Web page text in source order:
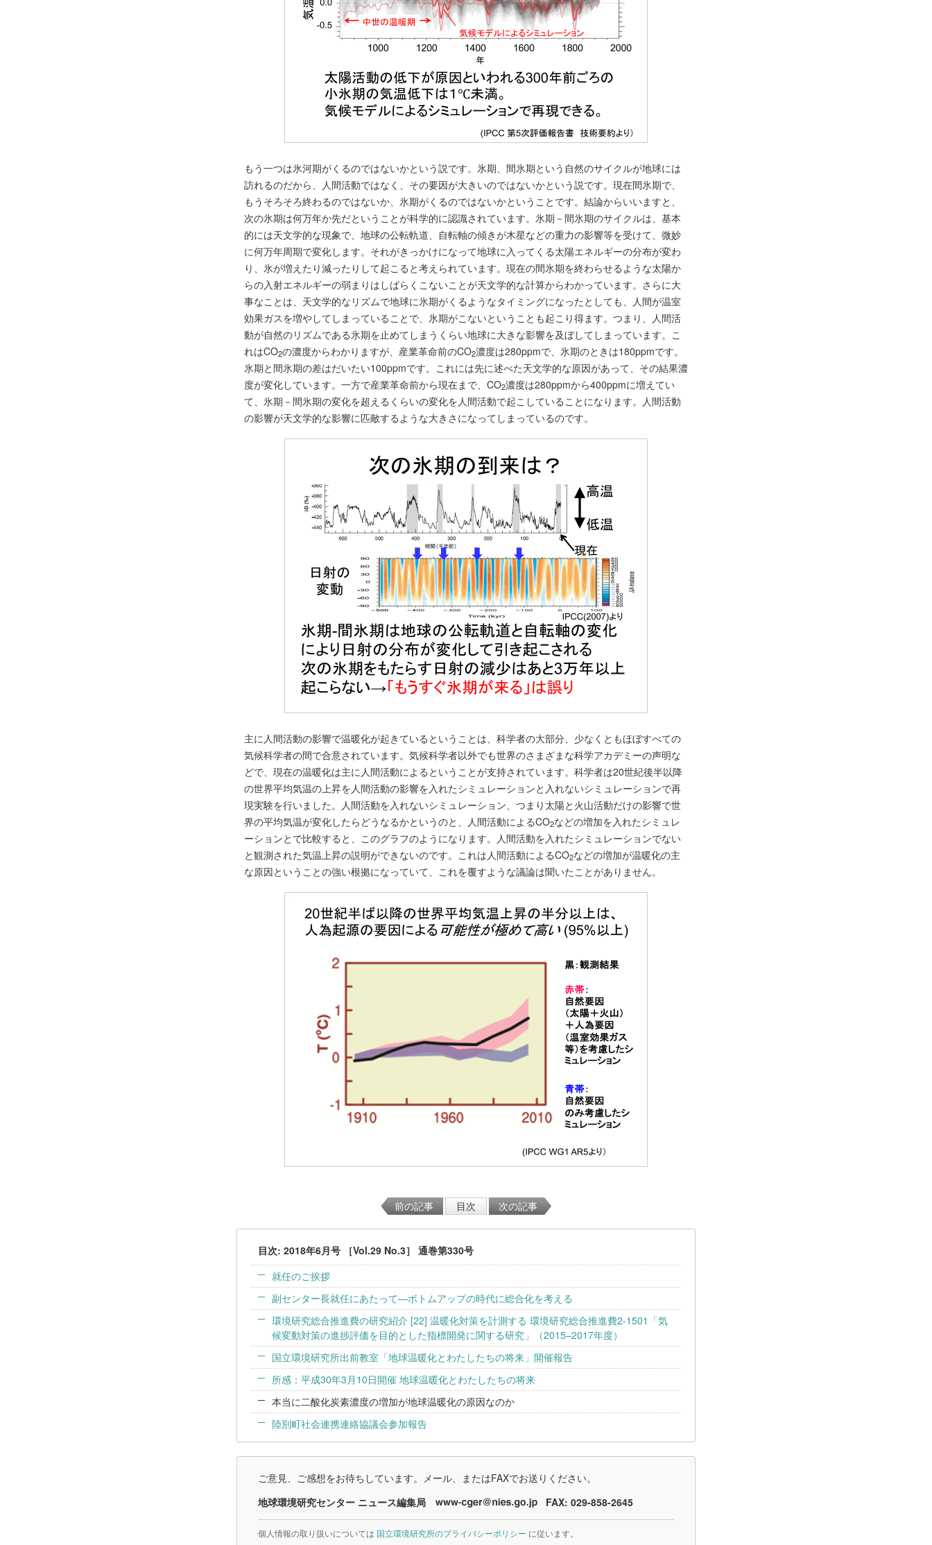
もう一つは氷河期がくるのではないかという説です。氷期、間氷期という自然のサイクルが地球には
訪れるのだから、人間活動ではなく、その要因が大きいのではないかという説です。現在間氷期で、
もうそろそろ終わるのではないか、氷期がくるのではないかということです。結論からいいますと、
次の氷期は何万年か先だということが科学的に認識されています。氷期－間氷期のサイクルは、基本
的には天文学的な現象で、地球の公転軌道、自転軸の傾きが木星などの重力の影響等を受けて、微妙
に何万年周期で変化します。それがきっかけになって地球に入ってくる太陽エネルギーの分布が変わ
り、氷が増えたり減ったりして起こると考えられています。現在の間氷期を終わらせるような太陽か
らの入射エネルギーの弱まりはしばらくこないことが天文学的な計算からわかっています。さらに大
事なことは、天文学的なリズムで地球に氷期がくるようなタイミングになったとしても、人間が温室
効果ガスを増やしてしまっていることで、氷期がこないということも起こり得ます。つまり、人間活
動が自然のリズムである氷期を止めてしまうくらい地球に大きな影響を及ぼしてしまっています。こ
れはCO2の濃度からわかりますが、産業革命前のCO2濃度は280ppmで、氷期のときは180ppmです。
氷期と間氷期の差はだいたい100ppmです。これには先に述べた天文学的な原因があって、その結果濃
度が変化しています。一方で産業革命前から現在まで、CO2濃度は280ppmから400ppmに増えてい
て、氷期－間氷期の変化を超えるくらいの変化を人間活動で起こしていることになります。人間活動
の影響が天文学的な影響に匹敵するような大きさになってしまっているのです。
主に人間活動の影響で温暖化が起きているということは、科学者の大部分、少なくともほぼすべての
気候科学者の間で合意されています。気候科学者以外でも世界のさまざまな科学アカデミーの声明な
どで、現在の温暖化は主に人間活動によるということが支持されています。科学者は20世紀後半以降
の世界平均気温の上昇を人間活動の影響を入れたシミュレーションと入れないシミュレーションで再
現実験を行いました。人間活動を入れないシミュレーション、つまり太陽と火山活動だけの影響で世
界の平均気温が変化したらどうなるかというのと、人間活動によるCO2などの増加を入れたシミュレ
ーションとで比較すると、このグラフのようになります。人間活動を入れたシミュレーションでない
と観測された気温上昇の説明ができないのです。これは人間活動によるCO2などの増加が温暖化の主
な原因ということの強い根拠になっていて、これを覆すような議論は聞いたことがありません。
前の記事 目次 次の記事
目次: 2018年6月号 ［Vol.29 No.3］ 通巻第330号
就任のご挨拶
副センター長就任にあたって—ボトムアップの時代に総合化を考える
環境研究総合推進費の研究紹介 [22] 温暖化対策を計測する 環境研究総合推進費2-1501「気
候変動対策の進捗評価を目的とした指標開発に関する研究」（2015–2017年度）
国立環境研究所出前教室「地球温暖化とわたしたちの将来」開催報告
所感：平成30年3月10日開催 地球温暖化とわたしたちの将来
本当に二酸化炭素濃度の増加が地球温暖化の原因なのか
陸別町社会連携連絡協議会参加報告
ご意見、ご感想をお待ちしています。メール、またはFAXでお送りください。
地球環境研究センター ニュース編集局
FAX: 029-858-2645
個人情報の取り扱いについては 国立環境研究所のプライバシーポリシー に従います。